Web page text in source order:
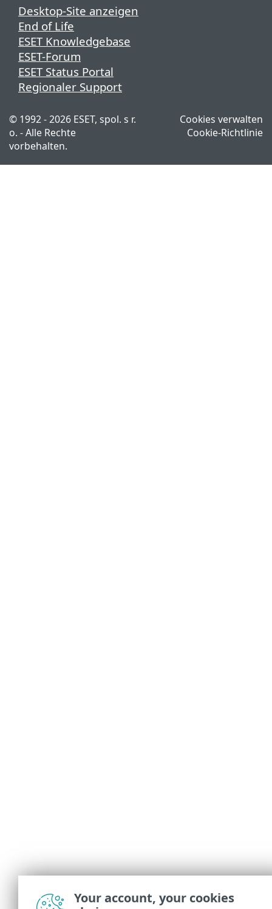
Desktop-Site anzeigen
End of Life
ESET Knowledgebase
ESET-Forum
ESET Status Portal
Regionaler Support
© 1992 - 2026 ESET, spol. s r.
o. - Alle Rechte
vorbehalten.
Cookies verwalten
Cookie-Richtlinie
Your account, your cookies